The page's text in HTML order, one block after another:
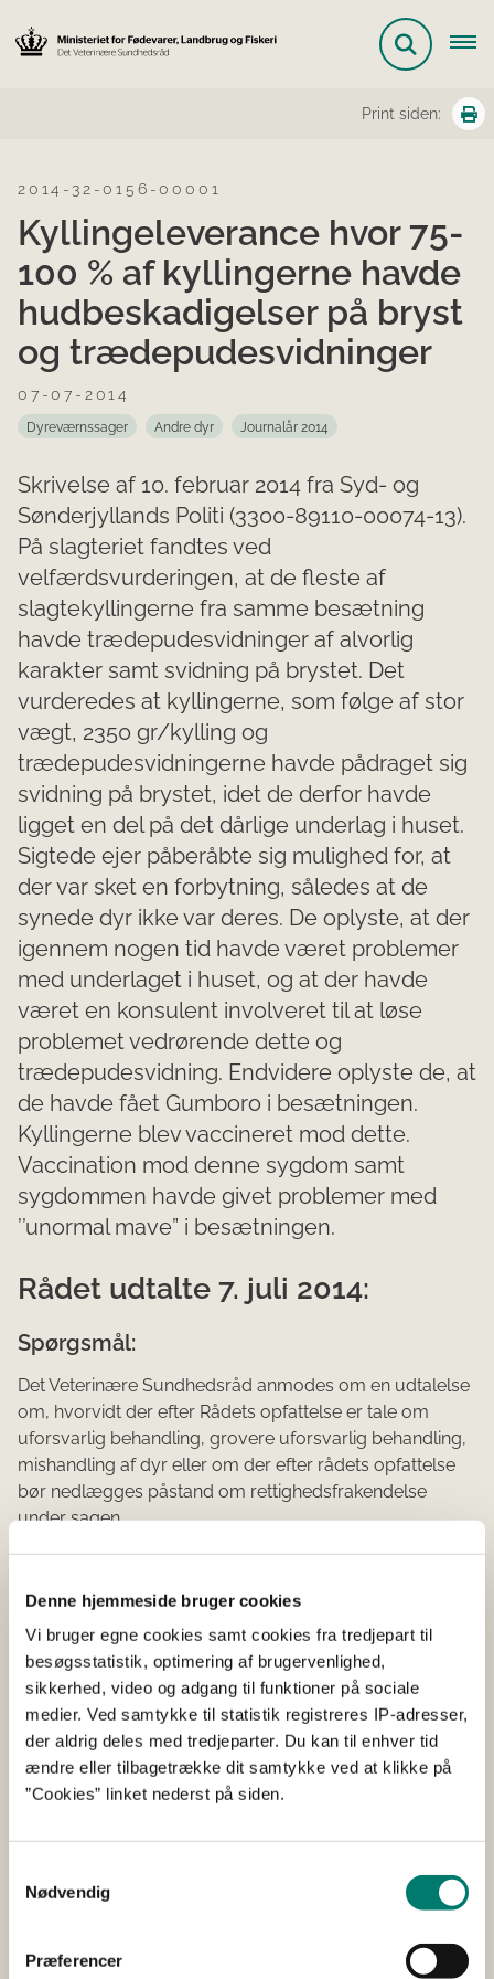
Denne hjemmeside bruger cookies
Vi bruger egne cookies samt cookies fra tredjepart til
besøgsstatistik, optimering af brugervenlighed,
sikkerhed, video og adgang til funktioner på sociale
medier. Ved samtykke til statistik registreres IP-adresser,
der aldrig deles med tredjeparter. Du kan til enhver tid
ændre eller tilbagetrække dit samtykke ved at klikke på
”Cookies” linket nederst på siden.
Nødvendig
Præferencer
Print siden:
2014-32-0156-00001
Kyllingeleverance hvor 75-
100 % af kyllingerne havde
hudbeskadigelser på bryst
og trædepudesvidninger
07-07-2014
Dyreværnssager Andre dyr Journalår 2014
Skrivelse af 10. februar 2014 fra Syd- og
Sønderjyllands Politi (3300-89110-00074-13).
På slagteriet fandtes ved
velfærdsvurderingen, at de fleste af
slagtekyllingerne fra samme besætning
havde trædepudesvidninger af alvorlig
karakter samt svidning på brystet. Det
vurderedes at kyllingerne, som følge af stor
vægt, 2350 gr/kylling og
trædepudesvidningerne havde pådraget sig
svidning på brystet, idet de derfor havde
ligget en del på det dårlige underlag i huset.
Sigtede ejer påberåbte sig mulighed for, at
der var sket en forbytning, således at de
synede dyr ikke var deres. De oplyste, at der
igennem nogen tid havde været problemer
med underlaget i huset, og at der havde
været en konsulent involveret til at løse
problemet vedrørende dette og
trædepudesvidning. Endvidere oplyste de, at
de havde fået Gumboro i besætningen.
Kyllingerne blev vaccineret mod dette.
Vaccination mod denne sygdom samt
sygdommen havde givet problemer med
’’unormal mave” i besætningen.
Rådet udtalte 7. juli 2014:
Spørgsmål:
Det Veterinære Sundhedsråd anmodes om en udtalelse
om, hvorvidt der efter Rådets opfattelse er tale om
uforsvarlig behandling, grovere uforsvarlig behandling,
mishandling af dyr eller om der efter rådets opfattelse
bør nedlægges påstand om rettighedsfrakendelse
under sagen.
Det fremgår af den veterinære kontrolrapport af 10.
september 2013 fra Fødevarestyrelsen samt af
anmeldelse af 25. september 2013 fra
Fødevarestyrelsen, at der på slagteriet fandtes en
leverance på 29.585 kyllinger, hvor der var mellem 75-
100 % af kyllingerne der havde hudbeskadigelser på
bryst og dybtgående sår på trædepuderne. Læsionerne
ammoniaksvidning, som følge af dårligt underlag. Som
kyllingerne i højere grad havde hvilet på brystet og
undersøgelse af trædepuderne konstateredes det, at
disse var sæde for dybe og inficerede sår. Ved